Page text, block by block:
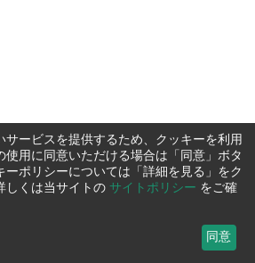
サービスを提供するため、クッキーを利用
使用に同意いただける場合は「同意」ボタ
ーポリシーについては「詳細を見る」をク
しくは当サイトの サイトポリシー をご確
同意